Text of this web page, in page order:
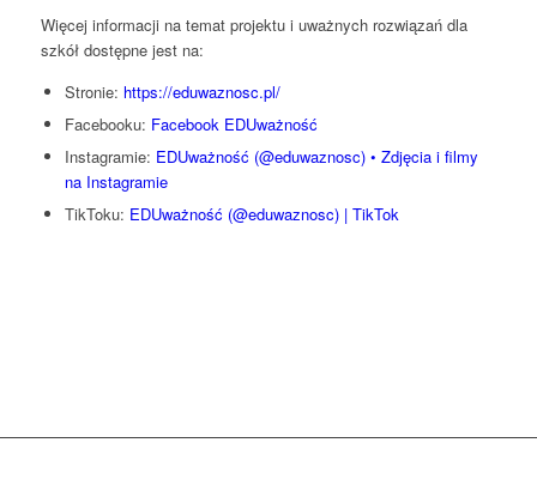
Więcej informacji na temat projektu i uważnych rozwiązań dla
szkół dostępne jest na:
Stronie: https://eduwaznosc.pl/
Facebooku: Facebook EDUważność
Instagramie: EDUważność (@eduwaznosc) • Zdjęcia i filmy
na Instagramie
TikToku: EDUważność (@eduwaznosc) | TikTok